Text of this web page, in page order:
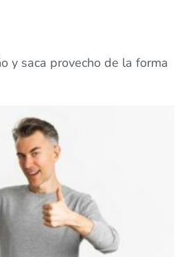
y saca provecho de la forma